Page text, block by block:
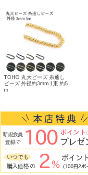
TOHO 丸大ビーズ 糸通し
ビーズ 外径約3mm 1束 約5
m